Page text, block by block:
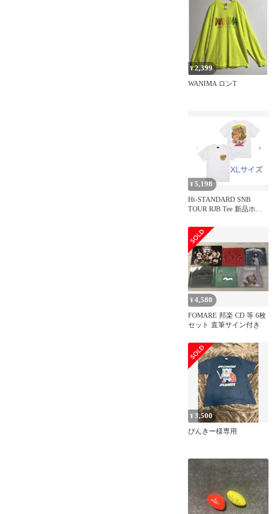
¥2,399
WANIMA ロンT
¥5,198
Hi-STANDARD SNB
TOUR RJB Tee 新品ホワ
¥4,580
FOMARE 邦楽 CD 等 6枚
セット 直筆サイン付き
¥3,500
ぴんきー様専用